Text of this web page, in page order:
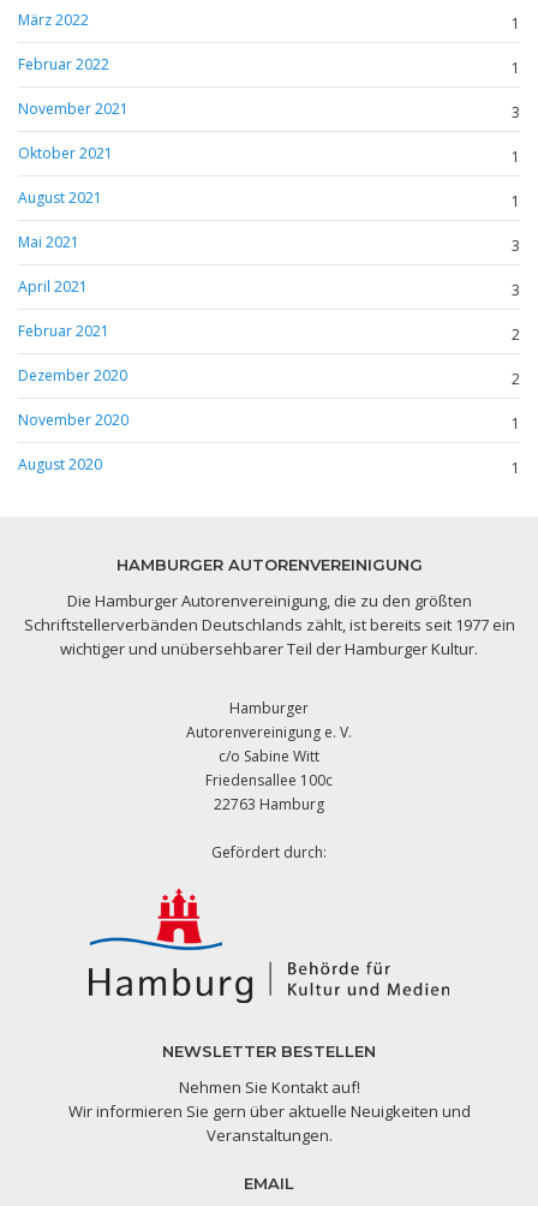
März 2022
1
Februar 2022
1
November 2021
3
Oktober 2021
1
August 2021
1
Mai 2021
3
April 2021
3
Februar 2021
2
Dezember 2020
2
November 2020
1
August 2020
1
HAMBURGER AUTORENVEREINIGUNG
Die Hamburger Autorenvereinigung, die zu den größten
Schriftstellerverbänden Deutschlands zählt, ist bereits seit 1977 ein
wichtiger und unübersehbarer Teil der Hamburger Kultur.
Hamburger
Autorenvereinigung e. V.
c/o Sabine Witt
Friedensallee 100c
22763 Hamburg
Gefördert durch:
NEWSLETTER BESTELLEN
Nehmen Sie Kontakt auf!
Wir informieren Sie gern über aktuelle Neuigkeiten und
Veranstaltungen.
EMAIL